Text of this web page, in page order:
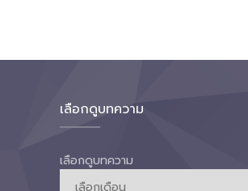
เลือกดูบทความ
เลือกดูบทความ